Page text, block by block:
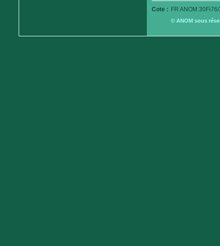
Cote : FR ANOM
© ANOM sous